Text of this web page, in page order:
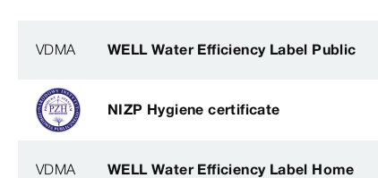
VDMA WELL Water Efficiency Label Public
NIZP Hygiene certificate
VDMA WELL Water Efficiency Label Home